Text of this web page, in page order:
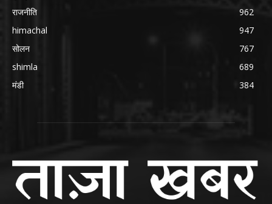
राजनीति
962
himachal
947
सोलन
767
shimla
689
मंडी
384